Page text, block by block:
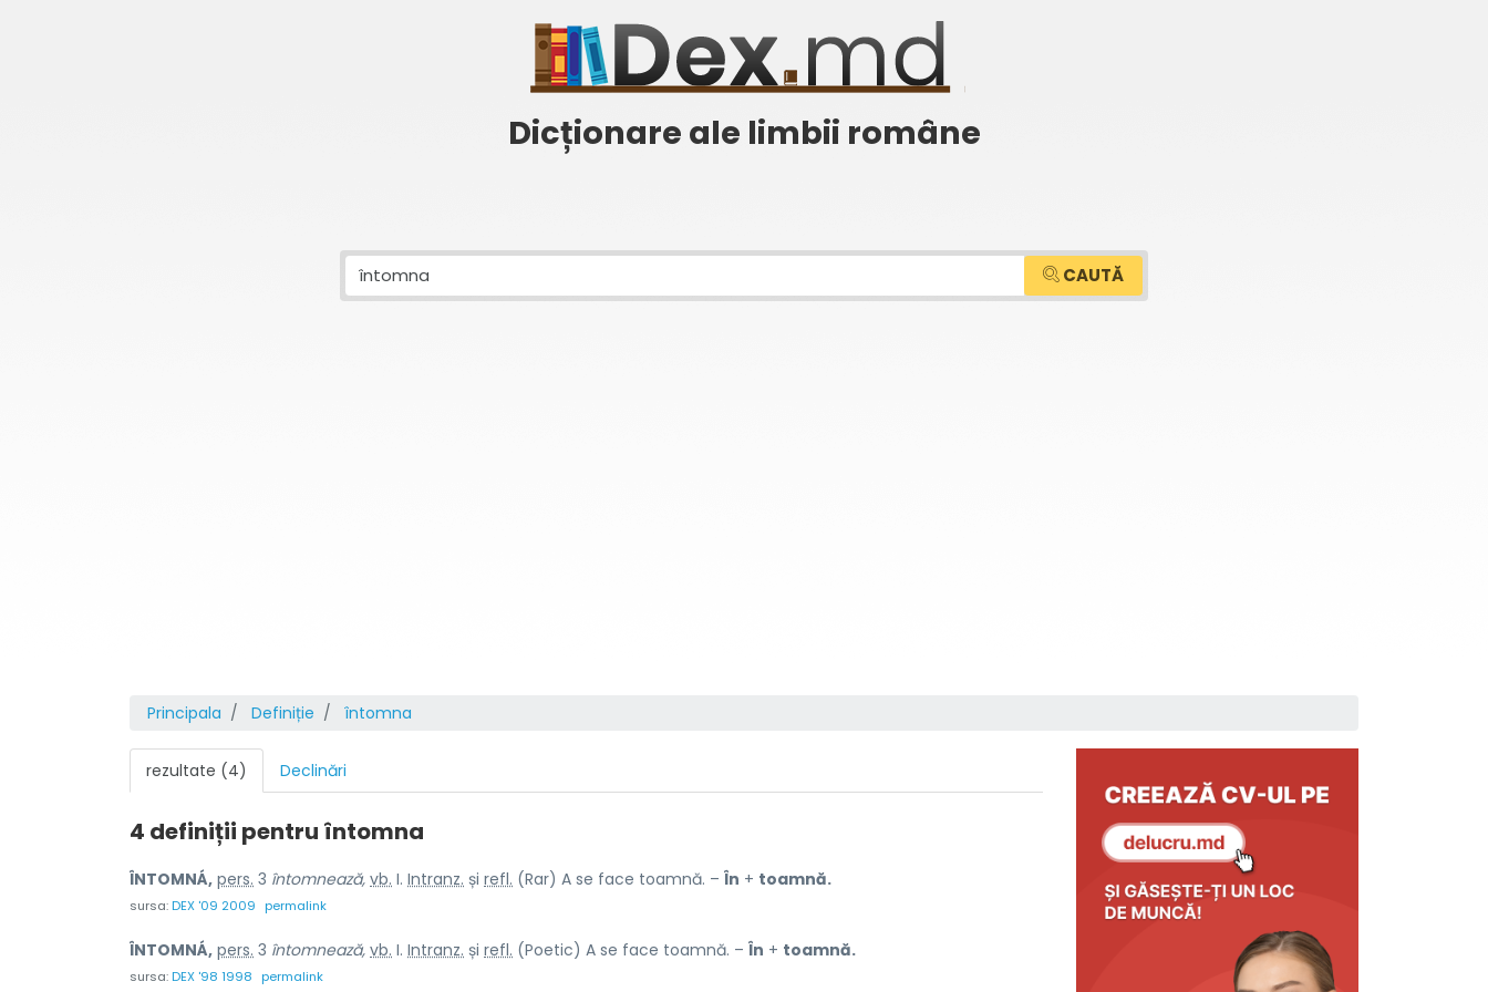
Dicționare ale limbii române
CAUTĂ
Principala Definiție întomna
rezultate (4) Declinări
4 definiții pentru întomna
ÎNTOMNÁ, pers. 3 întomnează, vb. I. Intranz. și refl. (Rar) A se face toamnă. – În + toamnă.
sursa:DEX '09 2009 permalink
ÎNTOMNÁ, pers. 3 întomnează, vb. I. Intranz. și refl. (Poetic) A se face toamnă. – În + toamnă.
sursa:DEX '98 1998 permalink